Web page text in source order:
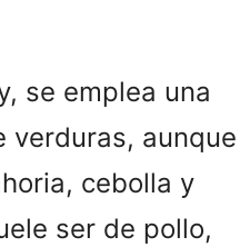
se emplea una
verduras, aunque
cebolla y
ser de pollo,